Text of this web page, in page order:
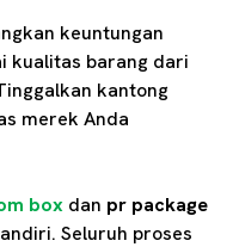
keuntungan
kualitas barang dari
kantong
merek Anda
box dan pr package
Seluruh proses